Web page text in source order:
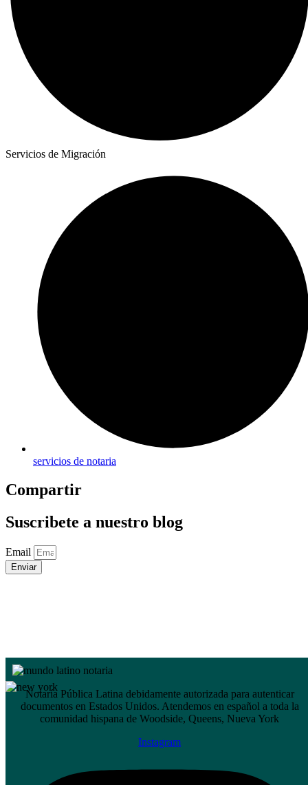
Servicios de Migración
servicios de notaria
Compartir
Suscribete a nuestro blog
Email
Enviar
Notaría Pública Latina debidamente autorizada para autenticar
documentos en Estados Unidos. Atendemos en español a toda la
comunidad hispana de Woodside, Queens, Nueva York
Instagram